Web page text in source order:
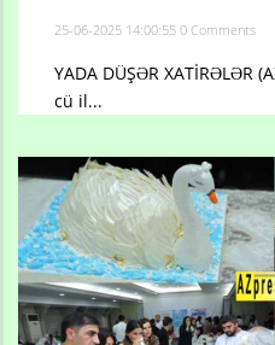
25-06-2025 14:00:55 0 Comments
YADA DÜŞƏR XATİRƏLƏR
cü il...